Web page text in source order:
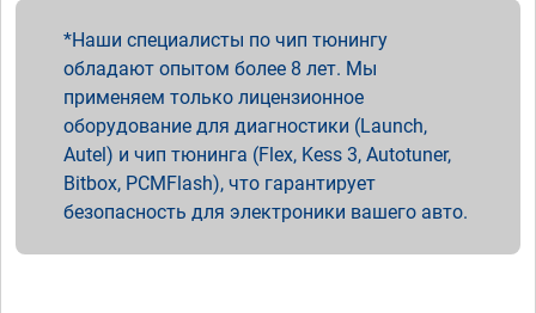
Наши специалисты по чип тюнингу
обладают опытом более 8 лет. Мы
применяем только лицензионное
оборудование для диагностики (Launch,
Autel) и чип тюнинга (Flex, Kess 3, Autotuner,
Bitbox, PCMFlash), что гарантирует
безопасность для электроники вашего авто.